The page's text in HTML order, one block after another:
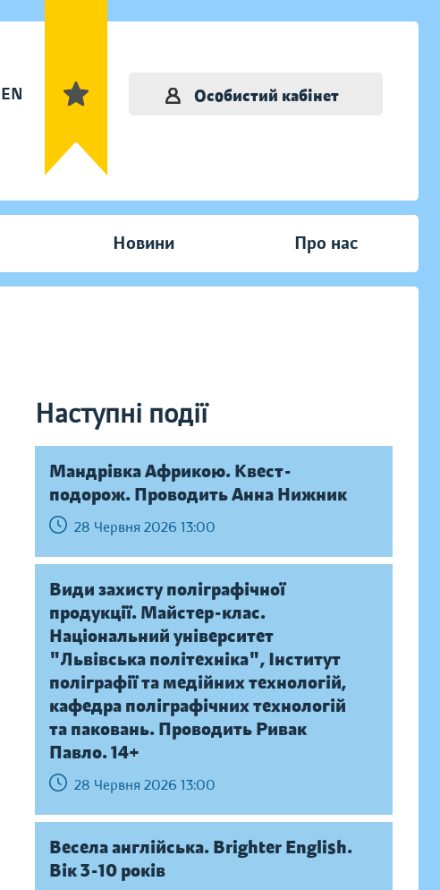
EN Особистий кабінет
Новини Про нас
Наступні події
Мандрівка Африкою. Квест-
подорож. Проводить Анна Нижник
28 Червня 2026 13:00
Види захисту поліграфічної
продукції. Майстер-клас.
Національний університет
"Львівська політехніка", Інститут
поліграфії та медійних технологій,
кафедра поліграфічних технологій
та паковань. Проводить Ривак
Павло. 14+
28 Червня 2026 13:00
Весела англійська. Brighter English.
Вік 3-10 років